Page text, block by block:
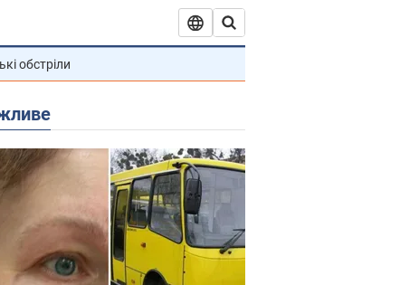
обстріли